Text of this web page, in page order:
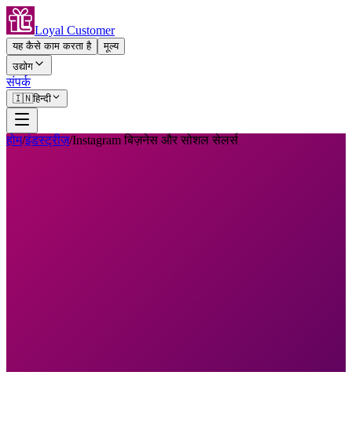
Loyal Customer
यह कैसे काम करता है
मूल्य
उद्योग
संपर्क
🇮🇳हिन्दी
होम/इंडस्ट्रीज़/Instagram बिज़नेस और सोशल सेलर्स